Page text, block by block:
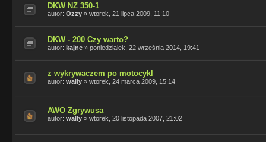
DKW NZ 350-1
autor: Ozzy » wtorek, 21 lipca 2009, 11:10
DKW - 200 Czy warto?
autor: kajne » poniedziałek, 22 września 2014, 19:41
z wykrywaczem po motocykl
autor: wally » wtorek, 24 marca 2009, 15:14
AWO Zgrywusa
autor: wally » wtorek, 20 listopada 2007, 21:02